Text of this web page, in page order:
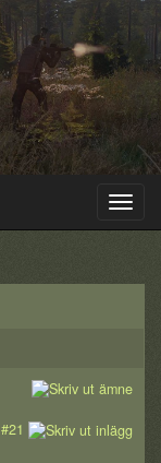
#21